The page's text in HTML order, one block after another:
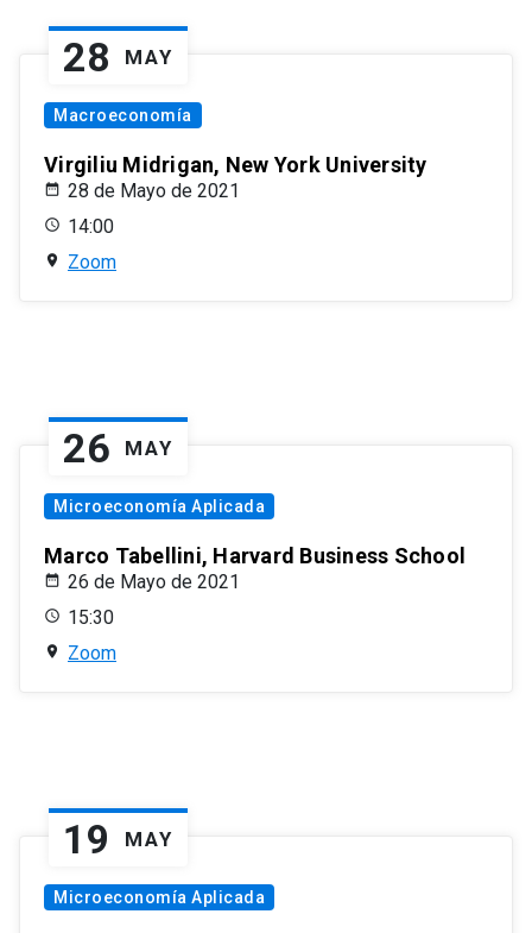
28 MAY
Macroeconomía
Virgiliu Midrigan, New York University
28 de Mayo de 2021
14:00
Zoom
26 MAY
Microeconomía Aplicada
Marco Tabellini, Harvard Business School
26 de Mayo de 2021
15:30
Zoom
19 MAY
Microeconomía Aplicada